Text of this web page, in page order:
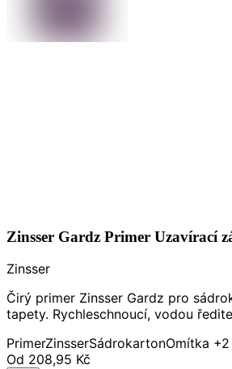
Zinsser Gardz Primer Uzavírací
Zinsser
Čirý primer Zinsser Gardz pro
tapety. Rychleschnoucí, vodou
PrimerZinsserSádrokartonOmítka +2
Od 208,95 Kč